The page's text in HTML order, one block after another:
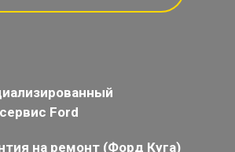
Ford
на ремонт (Форд Куга)